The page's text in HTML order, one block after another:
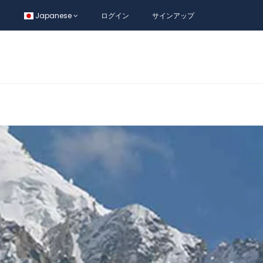
Japanese ログイン サインアップ